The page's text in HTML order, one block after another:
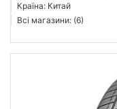
Країна: Китай
Всі магазини: (6)